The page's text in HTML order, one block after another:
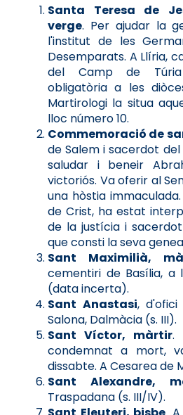
Santa Teresa de
verge. Per ajudar la
l'institut de les
Desemparats. A Llíria,
del Camp de Túria
obligatòria a les
Martirologi la situa
lloc número 10.
Commemoració de
de Salem i sacerdot
saludar i beneir
victoriós. Va oferir al
una hòstia
de Crist, ha estat
de la justícia i
que consti la seva
Sant Maximilià,
cementiri de Basília, a
(data incerta).
Sant Anastasi, d'ofici
Salona, Dalmàcia (s. III).
Sant Víctor, màrtir.
condemnat a mort,
dissabte. A Cesarea de
Sant Alexandre,
Traspadana (s. III/IV).